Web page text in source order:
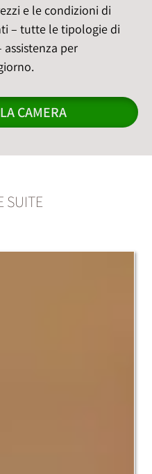
e le condizioni di
– tutte le tipologie di
per
CAMERA
SUITE